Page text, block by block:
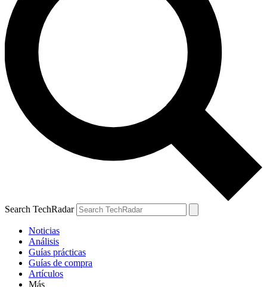
Search TechRadar
Noticias
Análisis
Guías prácticas
Guías de compra
Artículos
Más